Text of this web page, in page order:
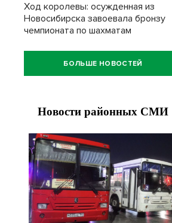
Ход королевы: осужденная из
Новосибирска завоевала бронзу
чемпионата по шахматам
БОЛЬШЕ НОВОСТЕЙ